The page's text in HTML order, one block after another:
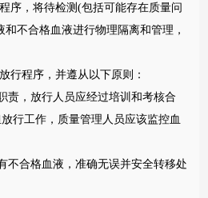
序，将待检测(包括可能存在质量问
不合格血液进行物理隔离和管理，
行程序，并遵从以下原则：
责，放行人员应经过培训和考核合
行工作，质量管理人员应该监控血
不合格血液，准确无误并安全转移处